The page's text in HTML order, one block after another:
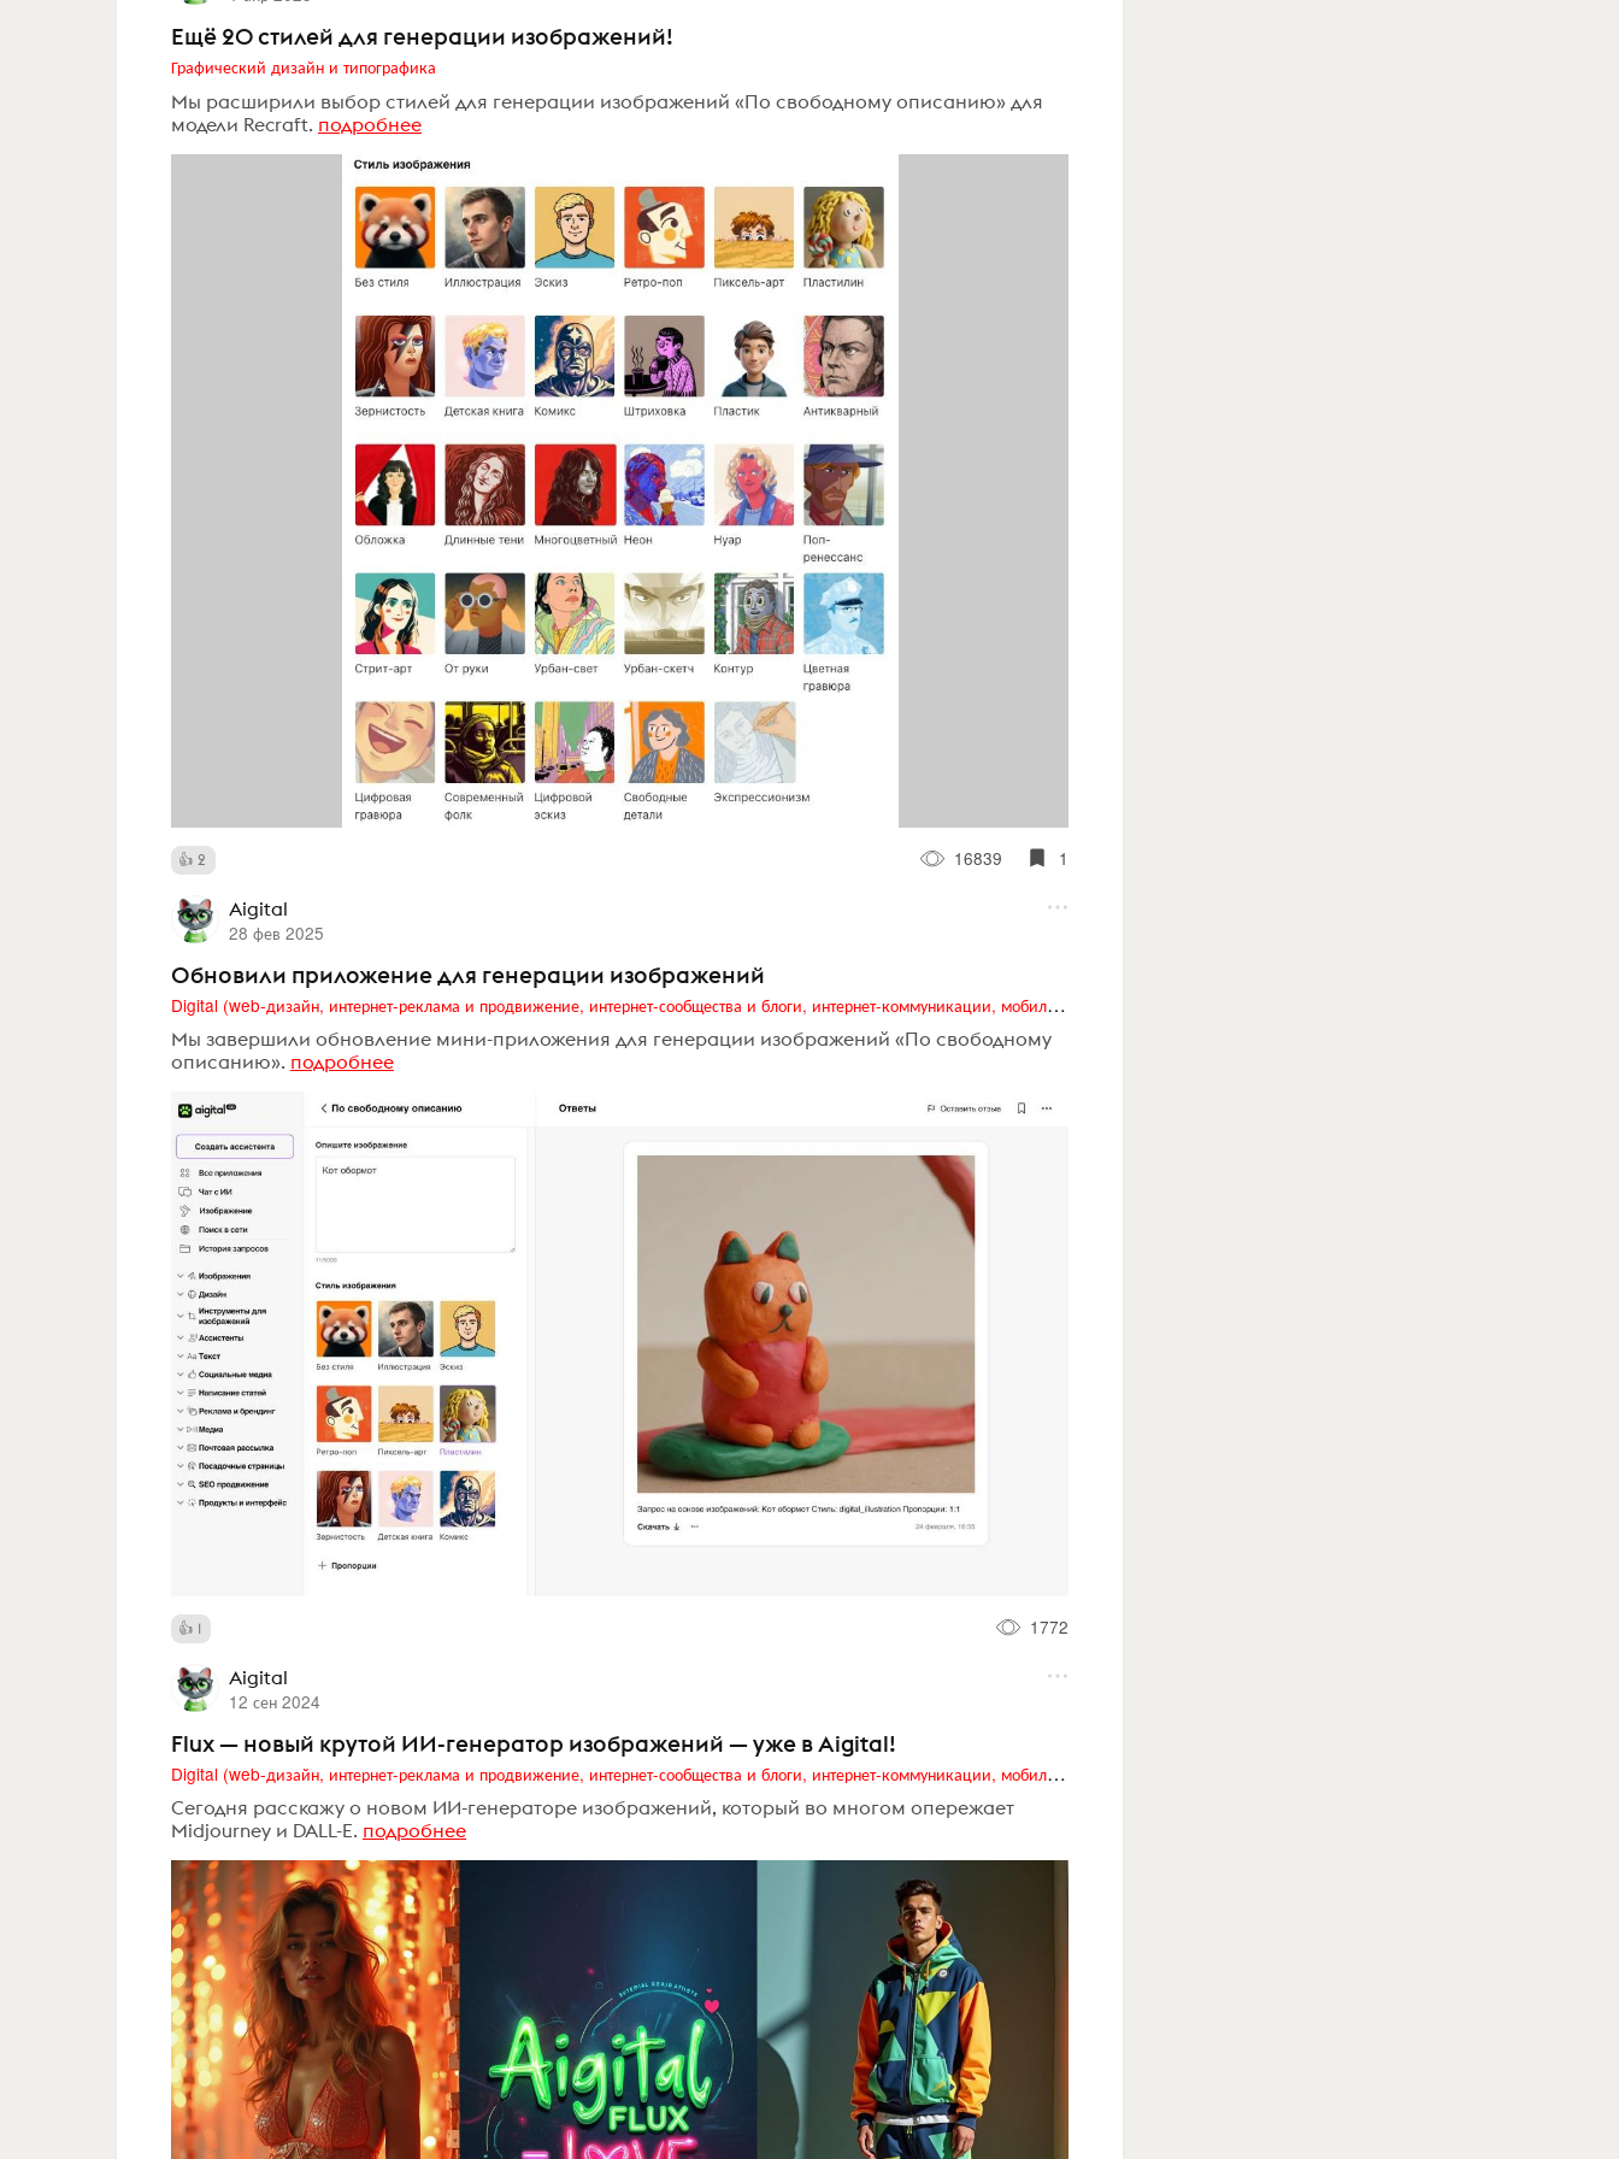
Ещё 20 стилей для генерации изображений!
Графический дизайн и типографика
Мы расширили выбор стилей для генерации изображений «По свободному описанию» для
модели Recraft. подробнее
2 16839 1
Aigital
28 фев 2025
Обновили приложение для генерации изображений
Digital (web-дизайн, интернет-реклама и продвижение, интернет-сообщества и блоги, интернет-коммуникации, мобильный маркетинг, реклама на цифровых экранах)
Мы завершили обновление мини-приложения для генерации изображений «По свободному
описанию». подробнее
1 1772
Aigital
12 сен 2024
Flux — новый крутой ИИ-генератор изображений — уже в Aigital!
Digital (web-дизайн, интернет-реклама и продвижение, интернет-сообщества и блоги, интернет-коммуникации, мобильный маркетинг, реклама на цифровых экранах)
Сегодня расскажу о новом ИИ-генераторе изображений, который во многом опережает
Midjourney и DALL-E. подробнее